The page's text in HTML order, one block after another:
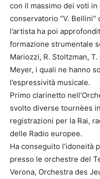
con il massimo dei voti
conservatorio “V. Bellini“
l’artista ha poi
formazione strumentale
Mariozzi, R. Stoltzman,
Meyer, i quali ne hanno
l’espressività musicale.
Primo clarinetto
svolto diverse tournèes
registrazioni per la Rai,
delle Radio europee.
Ha conseguito l’idoneità
presso le orchestre del
Verona, Orchestra des